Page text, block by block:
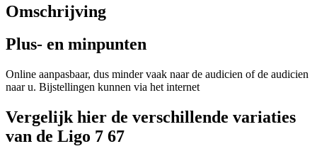
Omschrijving
Plus- en minpunten
Online aanpasbaar, dus minder vaak naar de audicien of de audicien
naar u. Bijstellingen kunnen via het internet
Vergelijk hier de verschillende variaties
van de Ligo 7 67